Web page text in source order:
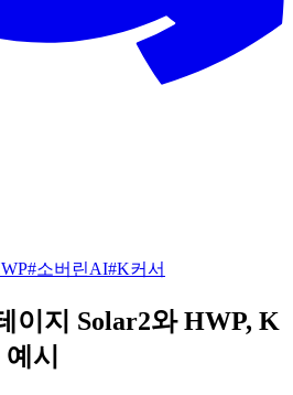
#소버린AI#K커서
이지 Solar2와 HWP, K
시